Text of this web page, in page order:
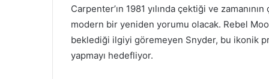
Carpenter’ın 1981 yılında çektiği ve
modern bir yeniden yorumu olacak. Rebel
beklediği ilgiyi göremeyen Snyder, bu ikonik
yapmayı hedefliyor.